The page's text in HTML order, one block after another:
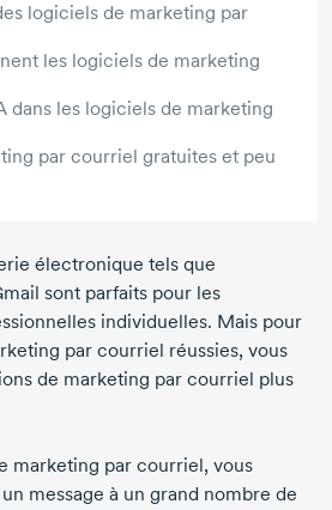
logiciels de marketing par
les logiciels de marketing
dans les logiciels de marketing
par courriel gratuites et peu
électronique tels que
sont parfaits pour les
individuelles. Mais pour
par courriel réussies, vous
de marketing par courriel plus
marketing par courriel, vous
message à un grand nombre de